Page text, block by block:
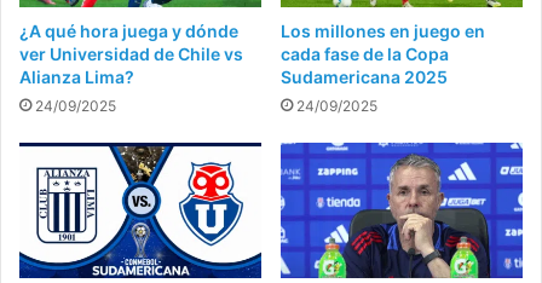
¿A qué hora juega y dónde
ver Universidad de Chile vs
Alianza Lima?
24/09/2025
Los millones en juego en
cada fase de la Copa
Sudamericana 2025
24/09/2025